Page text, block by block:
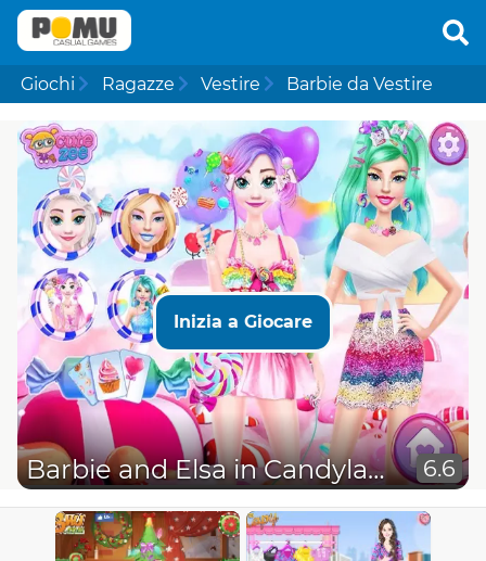
Giochi Ragazze Vestire Barbie da Vestire
Inizia a Giocare
Barbie and Elsa in Candyland 6.6